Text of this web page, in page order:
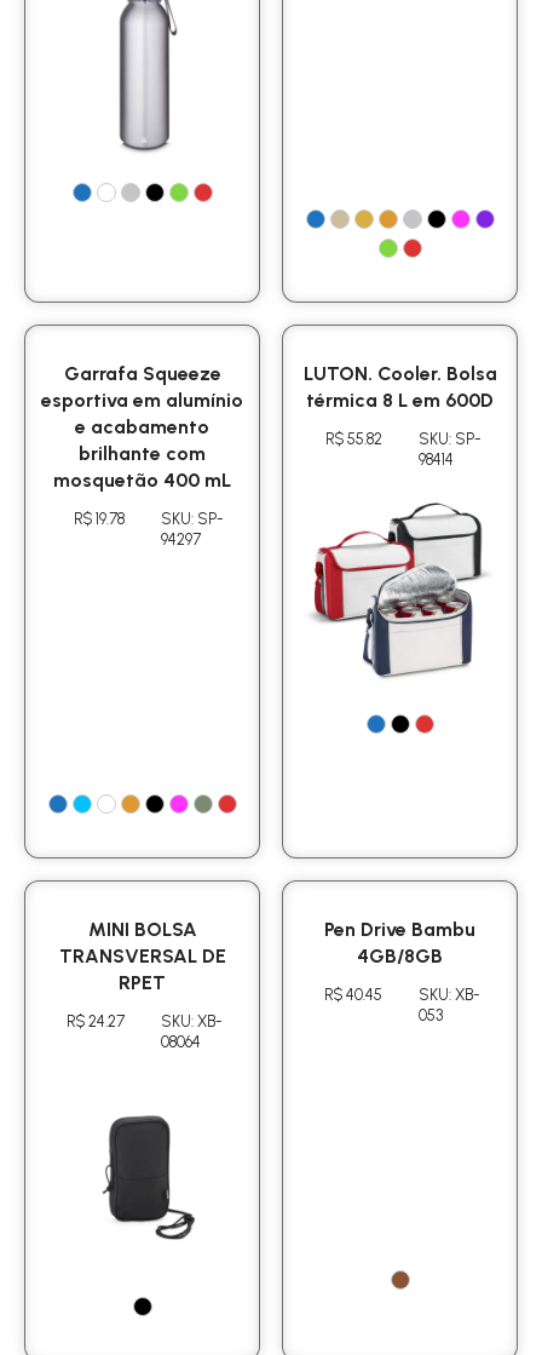
Garrafa Squeeze
esportiva em alumínio
e acabamento
brilhante com
mosquetão 400 mL
R$ 19.78
SKU: SP-
94297
LUTON. Cooler. Bolsa
térmica 8 L em 600D
R$ 55.82
SKU: SP-
98414
MINI BOLSA
TRANSVERSAL DE
RPET
R$ 24.27
SKU: XB-
08064
Pen Drive Bambu
4GB/8GB
R$ 40.45
SKU: XB-
053